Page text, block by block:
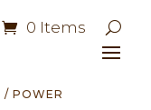
0 Items
/ POWER